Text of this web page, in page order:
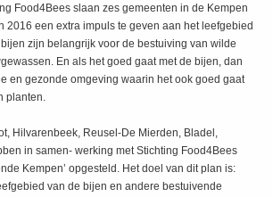
Food4Bees slaan zes gemeenten in de Kempen
2016 een extra impuls te geven aan het leefgebied
zijn belangrijk voor de bestuiving van wilde
En als het goed gaat met de bijen, dan
en gezonde omgeving waarin het ook goed gaat
planten.
Hilvarenbeek, Reusel-De Mierden, Bladel,
in samen- werking met Stichting Food4Bees
Kempen’ opgesteld. Het doel van dit plan is:
van de bijen en andere bestuivende